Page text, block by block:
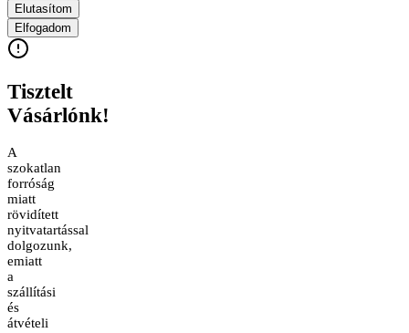
Elutasítom
Elfogadom
Tisztelt
Vásárlónk!
A
szokatlan
forróság
miatt
rövidített
nyitvatartással
dolgozunk,
emiatt
a
szállítási
és
átvételi